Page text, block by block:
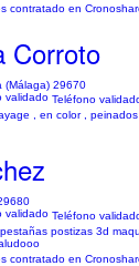
contratado en
Corroto
(Málaga) 29670
Teléfono
, en color ,
Teléfono
postizas 3d
contratado en